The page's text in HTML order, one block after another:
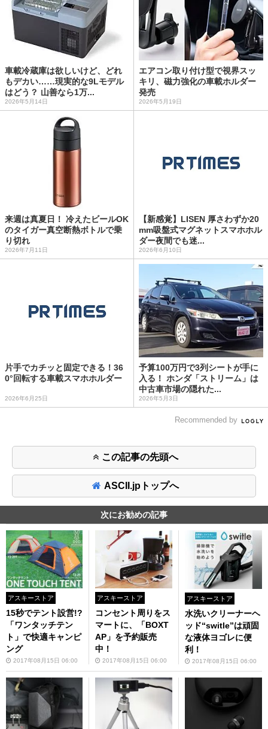
車載冷蔵庫は欲しいけど、どれ
もデカい……現実的な9Lモデル
はどう？ 山善なら1万...
2026年5月14日
エアコン取り付け型で視界スッ
キリ、磁力強化の車載ホルダー
発売
2026年5月19日
来週は真夏日！ 冷えたビールOK
のタイガー真空断熱ボトルで乗
り切れ
2026年7月11日
【新感覚】LISEN 厚さわずか20
mm吸盤式マグネットスマホホル
ダー夜間でも迷...
2026年6月10日
片手でカチッと固定できる！36
0°回転する車載スマホホルダー
2026年6月25日
予算100万円で3列シートが手に
入る！ ホンダ「ストリーム」は
中古車市場の隠れた...
2026年5月3日
Recommended by
この記事の先頭へ
ASCII.jpトップへ
次にお勧めの記事
アスキーストア
15秒でテント設営!?
「ワンタッチテン
ト」で快適キャンピ
ング
2017年08月15日 06:00
アスキーストア
コンセント周りをス
マートに、「BOXT
AP」を予約販売
中！
2017年08月15日 06:00
アスキーストア
水洗いクリーナーヘ
ッド“switle”は頑固
な液体ヨゴレに便
利！
2017年08月15日 06:00